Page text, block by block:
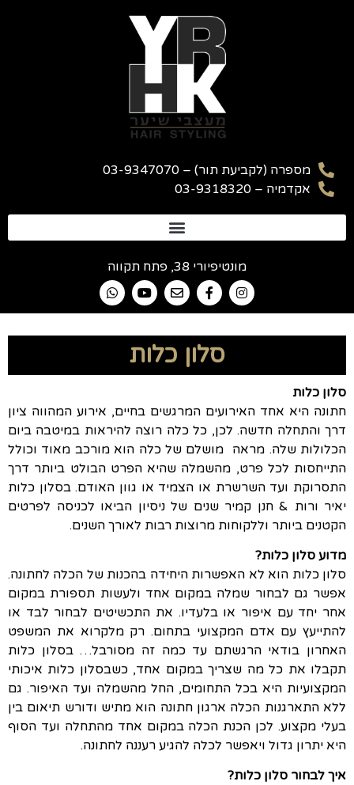
מספרה (לקביעת תור) – 03-9347070
אקדמיה – 03-9318320
מונטיפיורי 38, פתח תקווה
סלון כלות
סלון כלות
חתונה היא אחד האירועים המרגשים בחיים, אירוע המהווה ציון
דרך והתחלה חדשה. לכן, כל כלה רוצה להיראות במיטבה ביום
הכלולות שלה. מראה מושלם של כלה הוא מורכב מאוד וכולל
התייחסות לכל פרט, מהשמלה שהיא הפרט הבולט ביותר דרך
התסרוקת ועד השרשרת או הצמיד או גוון האודם. בסלון כלות
יאיר ורות & חנן קמיר שנים של ניסיון הביאו לכניסה לפרטים
הקטנים ביותר וללקוחות מרוצות רבות לאורך השנים.
מדוע סלון כלות?
סלון כלות הוא לא האפשרות היחידה בהכנות של הכלה לחתונה.
אפשר גם לבחור שמלה במקום אחד ולעשות תספורת במקום
אחר יחד עם איפור או בלעדיו. את התכשיטים לבחור לבד או
להתייעץ עם אדם המקצועי בתחום. רק מלקרוא את המשפט
האחרון בודאי הרגשתם עד כמה זה מסורבל… בסלון כלות
תקבלו את כל מה שצריך במקום אחד, כשבסלון כלות איכותי
המקצועיות היא בכל התחומים, החל מהשמלה ועד האיפור. גם
ללא התארגנות הכלה ארגון חתונה הוא מתיש ודורש תיאום בין
בעלי מקצוע. לכן הכנת הכלה במקום אחד מהתחלה ועד הסוף
היא יתרון גדול ויאפשר לכלה להגיע רעננה לחתונה.
איך לבחור סלון כלות?